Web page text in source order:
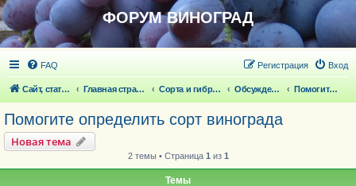
ФОРУМ ВИНОГРАД
FAQ Вход
Регистрация
Сайт, статьи Главная страница Сорта и гибридные формы винограда Обсуждение сортов винограда и новейших ГФ Помогите определить сорт винограда
Помогите определить сорт винограда
Новая тема
2 темы • Страница 1 из 1
Темы